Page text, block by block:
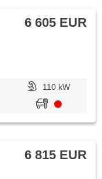
6 605 EUR
110 kW
6 815 EUR